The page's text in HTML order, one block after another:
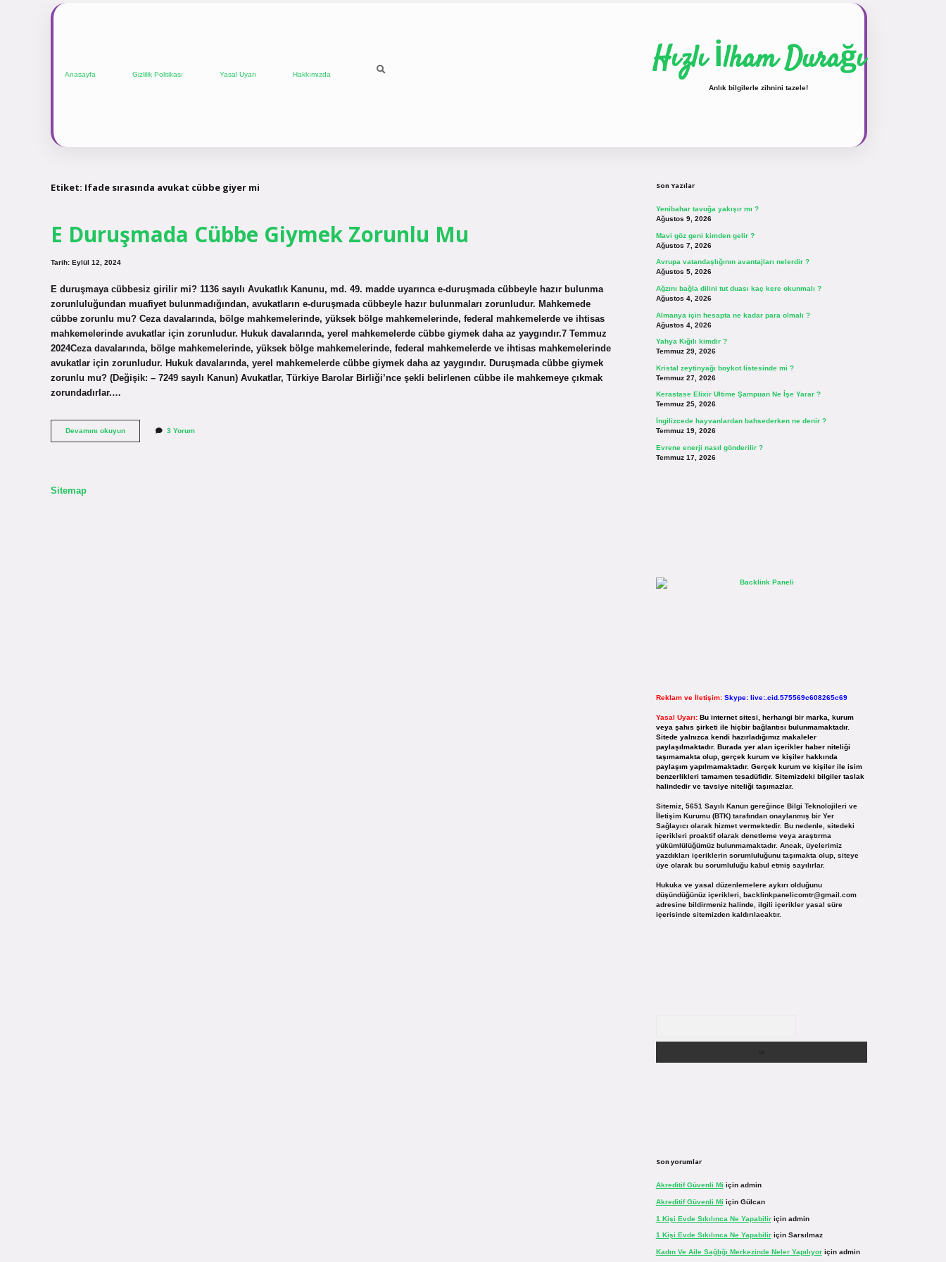
Anasayfa Gizlilik Politikası Yasal Uyarı Hakkımızda Hızlı İlham Durağı
Anlık bilgilerle zihnini tazele!
Etiket: Ifade sırasında avukat cübbe giyer mi
E Duruşmada Cübbe Giymek Zorunlu Mu
Tarih: Eylül 12, 2024
E duruşmaya cübbesiz girilir mi? 1136 sayılı Avukatlık Kanunu, md. 49. madde uyarınca e-duruşmada cübbeyle hazır bulunma
zorunluluğundan muafiyet bulunmadığından, avukatların e-duruşmada cübbeyle hazır bulunmaları zorunludur. Mahkemede
cübbe zorunlu mu? Ceza davalarında, bölge mahkemelerinde, yüksek bölge mahkemelerinde, federal mahkemelerde ve ihtisas
mahkemelerinde avukatlar için zorunludur. Hukuk davalarında, yerel mahkemelerde cübbe giymek daha az yaygındır.7 Temmuz
2024Ceza davalarında, bölge mahkemelerinde, yüksek bölge mahkemelerinde, federal mahkemelerde ve ihtisas mahkemelerinde
avukatlar için zorunludur. Hukuk davalarında, yerel mahkemelerde cübbe giymek daha az yaygındır. Duruşmada cübbe giymek
zorunlu mu? (Değişik: – 7249 sayılı Kanun) Avukatlar, Türkiye Barolar Birliği’nce şekli belirlenen cübbe ile mahkemeye çıkmak
zorundadırlar.…
Devamını okuyunE
Duruşmada
3 Yorum
Sitemap
Son Yazılar
Yenibahar tavuğa yakışır mı ?
Ağustos 9, 2026
Mavi göz geni kimden gelir ?
Ağustos 7, 2026
Avrupa vatandaşlığının avantajları nelerdir ?
Ağustos 5, 2026
Ağzını bağla dilini tut duası kaç kere okunmalı ?
Ağustos 4, 2026
Almanya için hesapta ne kadar para olmalı ?
Ağustos 4, 2026
Yahya Kığılı kimdir ?
Temmuz 29, 2026
Kristal zeytinyağı boykot listesinde mi ?
Temmuz 27, 2026
Kerastase Elixir Ultime Şampuan Ne İşe Yarar ?
Temmuz 25, 2026
İngilizcede hayvanlardan bahsederken ne denir ?
Temmuz 19, 2026
Evrene enerji nasıl gönderilir ?
Temmuz 17, 2026
Reklam ve İletişim: Skype: live:.cid.575569c608265c69
Yasal Uyarı: Bu internet sitesi, herhangi bir marka, kurum
veya şahıs şirketi ile hiçbir bağlantısı bulunmamaktadır.
Sitede yalnızca kendi hazırladığımız makaleler
paylaşılmaktadır. Burada yer alan içerikler haber niteliği
taşımamakta olup, gerçek kurum ve kişiler hakkında
paylaşım yapılmamaktadır. Gerçek kurum ve kişiler ile isim
benzerlikleri tamamen tesadüfidir. Sitemizdeki bilgiler taslak
halindedir ve tavsiye niteliği taşımazlar.
Sitemiz, 5651 Sayılı Kanun gereğince Bilgi Teknolojileri ve
İletişim Kurumu (BTK) tarafından onaylanmış bir Yer
Sağlayıcı olarak hizmet vermektedir. Bu nedenle, sitedeki
içerikleri proaktif olarak denetleme veya araştırma
yükümlülüğümüz bulunmamaktadır. Ancak, üyelerimiz
yazdıkları içeriklerin sorumluluğunu taşımakta olup, siteye
üye olarak bu sorumluluğu kabul etmiş sayılırlar.
Hukuka ve yasal düzenlemelere aykırı olduğunu
düşündüğünüz içerikleri, backlinkpanelicomtr@gmail.com
adresine bildirmeniz halinde, ilgili içerikler yasal süre
içerisinde sitemizden kaldırılacaktır.
Son yorumlar
Akreditif Güvenli Mi için admin
Akreditif Güvenli Mi için Gülcan
1 Kişi Evde Sıkılınca Ne Yapabiliriçin admin
1 Kişi Evde Sıkılınca Ne Yapabiliriçin Sarsılmaz
Kadın Ve Aile Sağlığı Merkezinde Neler Yapılıyoriçin admin